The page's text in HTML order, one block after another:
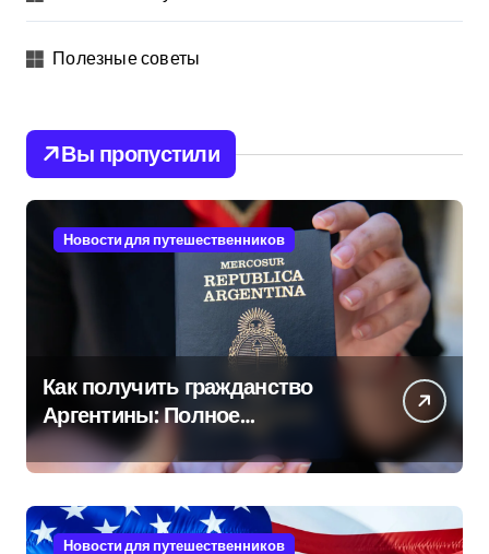
Полезные советы
Вы пропустили
Новости для путешественников
Как получить гражданство
Аргентины: Полное
руководство
Новости для путешественников